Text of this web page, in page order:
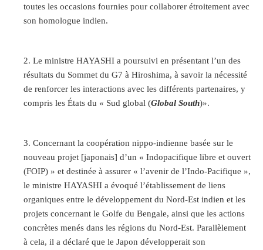
toutes les occasions fournies pour collaborer étroitement avec
son homologue indien.
Le ministre HAYASHI a poursuivi en présentant l’un des
résultats du Sommet du G7 à Hiroshima, à savoir la nécessité
de renforcer les interactions avec les différents partenaires, y
compris les États du « Sud global (Global South)».
Concernant la coopération nippo-indienne basée sur le
nouveau projet [japonais] d’un « Indopacifique libre et ouvert
(FOIP) » et destinée à assurer « l’avenir de l’Indo-Pacifique »,
le ministre HAYASHI a évoqué l’établissement de liens
organiques entre le développement du Nord-Est indien et les
projets concernant le Golfe du Bengale, ainsi que les actions
concrètes menés dans les régions du Nord-Est. Parallèlement
à cela, il a déclaré que le Japon développerait son